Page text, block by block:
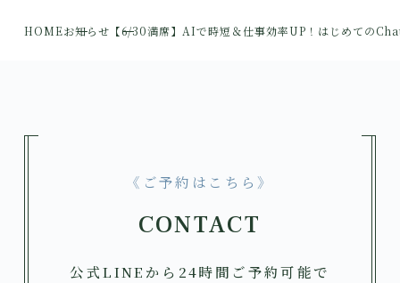
HOMEお知らせ 【6/30満席】AIで時短＆仕事効率UP！はじめての
《ご予約はこちら》
CONTACT
公式LINEから24時間ご予約可能で